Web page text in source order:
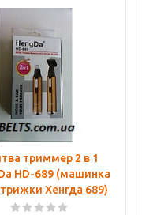
триммер 2 в 1
HD-689 (машинка
Хенгда 689)